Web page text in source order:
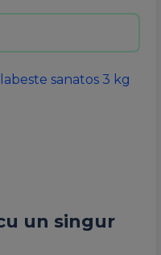
sanatos 3 kg
un singur